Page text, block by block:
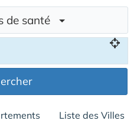
de santé
Liste des Villes